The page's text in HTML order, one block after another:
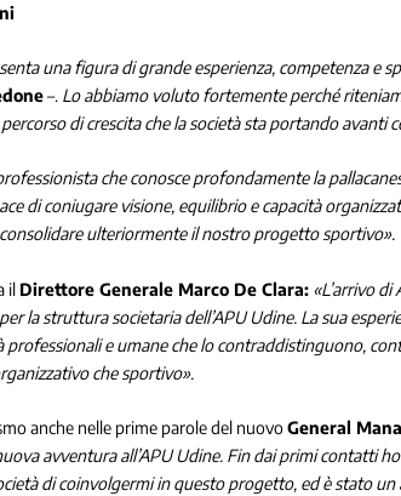
una figura di grande esperienza, competenza e
–. Lo abbiamo voluto fortemente perché
percorso di crescita che la società sta portando avanti
che conosce profondamente la
di coniugare visione, equilibrio e capacità
ulteriormente il nostro progetto sportivo».
il Direttore Generale Marco De Clara: «L’arrivo
la struttura societaria dell’APU Udine. La sua
professionali e umane che lo contraddistinguono,
che sportivo».
anche nelle prime parole del nuovoGeneral
avventura all’APU Udine. Fin dai primi contatti
di coinvolgermi in questo progetto, ed è stato